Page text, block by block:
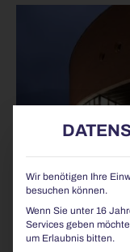
Wir benötigen Ihre
besuchen können.
Wenn Sie unter 16
Services geben
um Erlaubnis bitten.